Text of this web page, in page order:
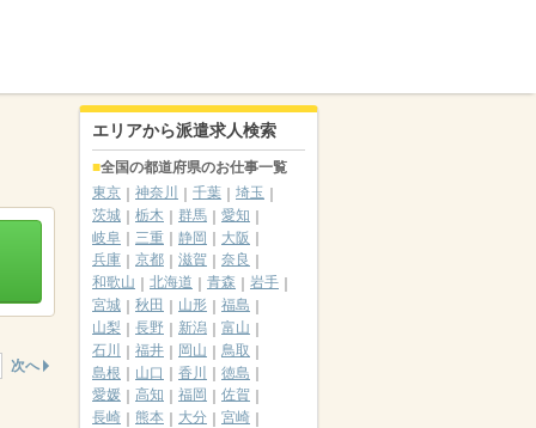
次へ
エリアから派遣求人検索
全国の都道府県のお仕事一覧
東京
神奈川 千葉
埼玉
茨城
栃木 群馬
愛知
岐阜
三重 静岡
大阪
兵庫
京都 滋賀
奈良
和歌山
北海道 青森
岩手
宮城
秋田 山形
福島
山梨
長野 新潟
富山
石川
福井 岡山
鳥取
島根
山口 香川
徳島
愛媛
高知 福岡
佐賀
長崎
熊本 大分
宮崎